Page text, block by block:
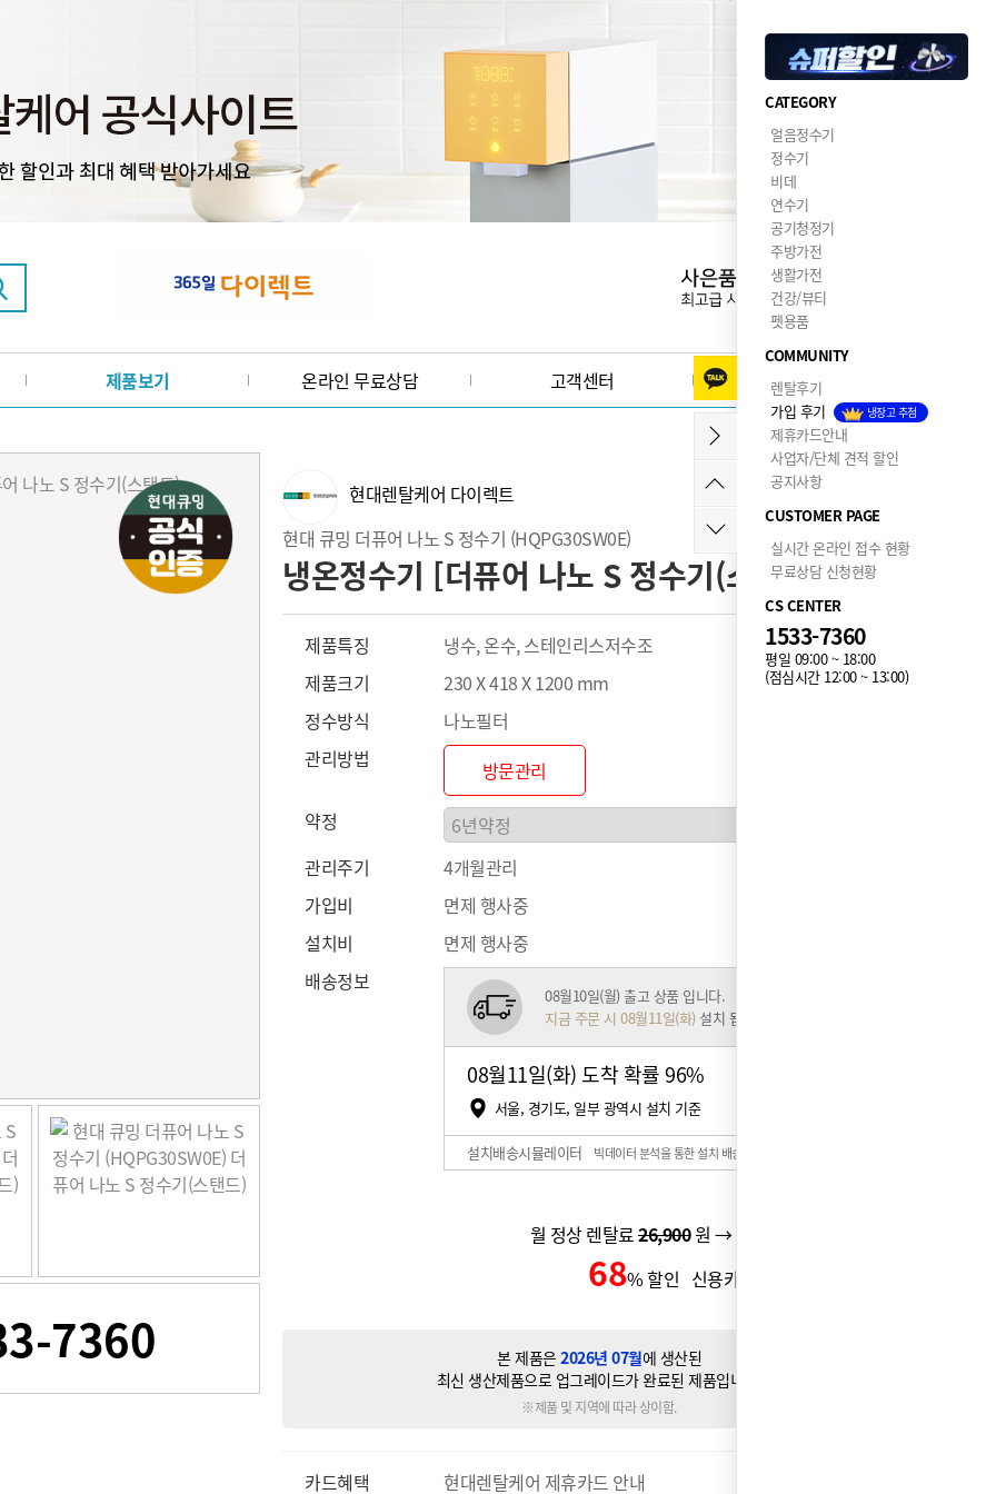
제품보기 온라인 무료상담 고객센터 이달의혜택
7360
현대렌탈케어 다이렉트
현대 큐밍 더퓨어 나노 S 정수기 (HQPG30SW0E)
냉온정수기 [더퓨어 나노 S 정수기(스탠드)]
제품특징
냉수, 온수, 스테인리스저수조
제품크기
230 X 418 X 1200 mm
정수방식
나노필터
관리방법
방문관리
약정
관리주기
4개월관리
가입비
면제 행사중
설치비
면제 행사중
배송정보
08월10일(월) 출고 상품 입니다.
지금 주문 시 08월11일(화) 설치 됩니다.
08월11일(화) 도착 확률96%
서울, 경기도, 일부 광역시 설치 기준
설치배송시뮬레이터 빅데이터 분석을 통한 설치 배송일 예측 시스템
월 정상 렌탈료26,900원 → 월 할인 렌탈료
68% 할인 신용카드 할인가
본 제품은 2026년 07월에 생산된
최신 생산제품으로 업그레이드가 완료된 제품입니다.
※제품 및 지역에 따라 상이함.
카드혜택 현대렌탈케어 제휴카드 안내
CATEGORY
얼음정수기
정수기
비데
연수기
공기청정기
주방가전
생활가전
건강/뷰티
펫용품
COMMUNITY
렌탈후기
가입 후기
냉장고 추첨
제휴카드안내
사업자/단체 견적 할인
공지사항
CUSTOMER PAGE
실시간 온라인 접수 현황
무료상담 신청현황
CS CENTER
1533-7360
평일 09:00 ~ 18:00
(점심시간 12:00 ~ 13:00)